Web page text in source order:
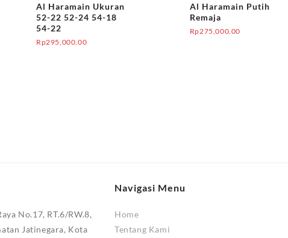
Al Haramain Ukuran
52-22 52-24 54-18
54-22
Rp295,000.00
Al Haramain Putih
Remaja
Rp275,000.00
No.17, RT.6/RW.8,
Jatinegara, Kota
Navigasi Menu
Home
Tentang Kami